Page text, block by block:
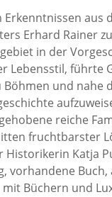
Erkenntnissen
Erhard Rainer
in der
Lebensstil, führte
und nahe
reiche
fruchtbarster
Katja
vorhandene
Büchern und